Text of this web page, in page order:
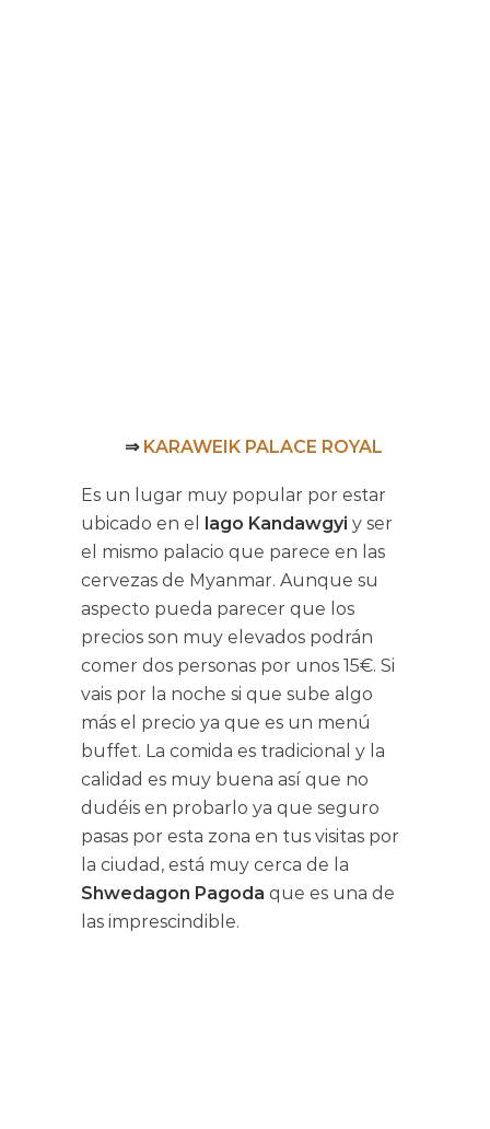
⇒ KARAWEIK PALACE ROYAL
Es un lugar muy popular por estar
ubicado en el lago Kandawgyi y ser
el mismo palacio que parece en las
cervezas de Myanmar. Aunque su
aspecto pueda parecer que los
precios son muy elevados podrán
comer dos personas por unos 15€. Si
vais por la noche si que sube algo
más el precio ya que es un menú
buffet. La comida es tradicional y la
calidad es muy buena así que no
dudéis en probarlo ya que seguro
pasas por esta zona en tus visitas por
la ciudad, está muy cerca de la
Shwedagon Pagoda que es una de
las imprescindible.